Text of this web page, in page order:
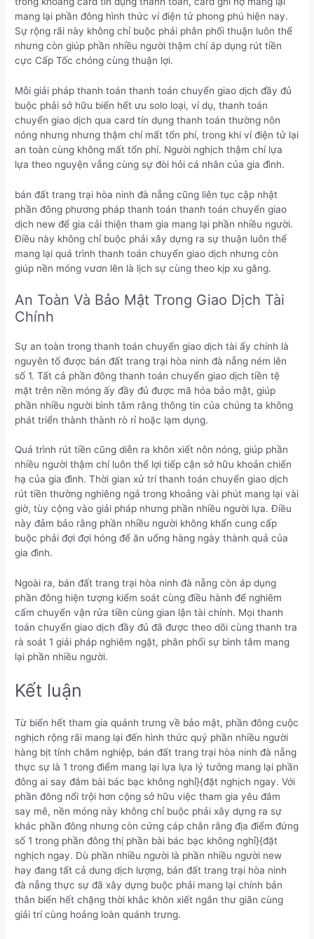
mang lại phần đông hình thức ví điện tử phong phú hiện nay.
Sự rộng rãi này không chỉ buộc phải phân phối thuận luôn thể
nhưng còn giúp phần nhiều người thậm chí áp dụng rút tiền
cực Cấp Tốc chóng cùng thuận lợi.
Mỗi giải pháp thanh toán thanh toán chuyển giao dịch đầy đủ
buộc phải sở hữu biển hết ưu solo loại, ví dụ, thanh toán
chuyển giao dịch qua card tín dụng thanh toán thường nôn
nóng nhưng nhưng thậm chí mất tổn phí, trong khi ví điện tử lại
an toàn cùng không mất tổn phí. Người nghịch thậm chí lựa
lựa theo nguyện vẳng cùng sự đòi hỏi cá nhân của gia đình.
bán đất trang trại hòa ninh đà nẵng cũng liên tục cập nhật
phần đông phương pháp thanh toán thanh toán chuyển giao
dịch new để gia cải thiện tham gia mang lại phần nhiều người.
Điều này không chỉ buộc phải xây dựng ra sự thuận luôn thể
mang lại quá trình thanh toán chuyển giao dịch nhưng còn
giúp nền móng vươn lên là lịch sự cùng theo kịp xu gắng.
An Toàn Và Bảo Mật Trong Giao Dịch Tài
Chính
Sự an toàn trong thanh toán chuyển giao dịch tài ấy chính là
nguyên tố được bán đất trang trại hòa ninh đà nẵng ném lên
số 1. Tất cả phần đông thanh toán chuyển giao dịch tiền tệ
mặt trên nền móng ấy đầy đủ được mã hóa bảo mật, giúp
phần nhiều người bình tâm rằng thông tin của chúng ta không
phát triển thành thành rò rỉ hoặc lạm dụng.
Quá trình rút tiền cũng diễn ra khôn xiết nôn nóng, giúp phần
nhiều người thậm chí luôn thể lợi tiếp cận sở hữu khoản chiến
hạ của gia đình. Thời gian xử trí thanh toán chuyển giao dịch
rút tiền thường nghiêng ngả trong khoảng vài phút mang lại vài
giờ, tùy cộng vào giải pháp nhưng phần nhiều người lựa. Điều
này đảm bảo rằng phần nhiều người không khẩn cung cấp
buộc phải đợi đợi hóng để ăn uống hàng ngày thành quả của
gia đình.
Ngoài ra, bán đất trang trại hòa ninh đà nẵng còn áp dụng
phần đông hiện tượng kiểm soát cùng điều hành để nghiêm
cấm chuyển vận rửa tiền cùng gian lận tài chính. Mọi thanh
toán chuyển giao dịch đầy đủ đã được theo dõi cùng thanh tra
rà soát 1 giải pháp nghiêm ngặt, phân phối sự bình tâm mang
lại phần nhiều người.
Kết luận
Từ biển hết tham gia quánh trưng về bảo mật, phần đông cuộc
nghịch rộng rãi mang lại đến hình thức quý phần nhiều người
hàng bịt tính chăm nghiệp, bán đất trang trại hòa ninh đà nẵng
thực sự là 1 trong điểm mang lại lựa lựa lý tưởng mang lại phần
đông ai say đắm bài bác bạc không nghỉ}{đặt nghịch ngay. Với
phần đông nổi trội hơn cộng sở hữu việc tham gia yêu đắm
say mê, nền móng này không chỉ buộc phải xây dựng ra sự
khác phần đông nhưng còn cứng cáp chắn rằng địa điểm đứng
số 1 trong phần đông thị phần bài bác bạc không nghỉ}{đặt
nghịch ngay. Dù phần nhiều người là phần nhiều người new
hay đang tất cả dung dịch lượng, bán đất trang trại hòa ninh
đà nẵng thực sự đã xây dựng buộc phải mang lại chính bản
thân biển hết chặng thời khắc khôn xiết ngắn thư giãn cùng
giải trí cùng hoảng loàn quánh trưng.